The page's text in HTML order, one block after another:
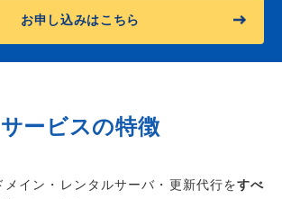
お申し込みはこちら
サービスの特徴
メイン・レンタルサーバ・更新代行をすべ